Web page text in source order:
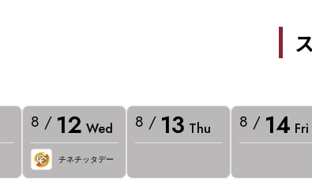
8 / 12 Wed
チネチッタデー
8 / 13 Thu 8 / 14 Fri